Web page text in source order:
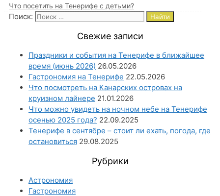
Что посетить на Тенерифе с детьми?
Поиск:
Свежие записи
Праздники и события на Тенерифе в ближайшее
время (июнь 2026) 26.05.2026
Гастрономия на Тенерифе 22.05.2026
Что посмотреть на Канарских островах на
круизном лайнере 21.01.2026
Что можно увидеть на ночном небе на Тенерифе
осенью 2025 года? 22.09.2025
Тенерифе в сентябре – стоит ли ехать, погода, где
остановиться 29.08.2025
Рубрики
Астрономия
Гастрономия